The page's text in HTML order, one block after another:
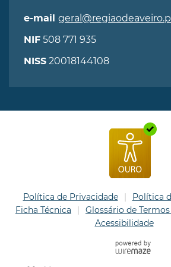
e-mail
NIF 508 771 935
NISS 20018144108
Política de Privacidade
Política
Ficha Técnica
Glossário de
Acessibilidade